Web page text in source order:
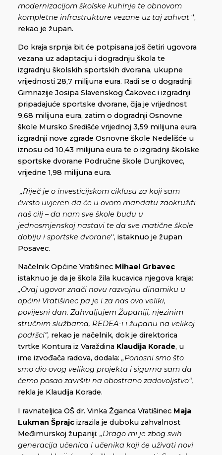
modernizacijom školske kuhinje te obnovom
kompletne infrastrukture vezane uz taj zahvat “,
rekao je župan.
Do kraja srpnja bit će potpisana još četiri ugovora
vezana uz adaptaciju i dogradnju škola te
izgradnju školskih sportskih dvorana, ukupne
vrijednosti 28,7 milijuna eura. Radi se o dogradnji
Gimnazije Josipa Slavenskog Čakovec i izgradnji
pripadajuće sportske dvorane, čija je vrijednost
9,68 milijuna eura, zatim o dogradnji Osnovne
škole Mursko Središće vrijednoj 3,59 milijuna eura,
izgradnji nove zgrade Osnovne škole Nedelišće u
iznosu od 10,43 milijuna eura te o izgradnji školske
sportske dvorane Područne škole Dunjkovec,
vrijedne 1,98 milijuna eura.
„Riječ je o investicijskom ciklusu za koji sam
čvrsto uvjeren da će u ovom mandatu zaokružiti
naš cilj – da nam sve škole budu u
jednosmjenskoj nastavi te da sve matične škole
dobiju i sportske dvorane“, istaknuo je župan
Posavec.
Načelnik Općine Vratišinec Mihael Grbavec
istaknuo je da je škola žila kucavica njegova kraja:
„Ovaj ugovor znači novu razvojnu dinamiku u
općini Vratišinec pa je i za nas ovo veliki,
povijesni dan. Zahvaljujem Županiji, njezinim
stručnim službama, REDEA-i i županu na velikoj
podršci“, rekao je načelnik, dok je direktorica
tvrtke Kontura iz Varaždina Klaudija Korade, u
ime izvođača radova, dodala: „Ponosni smo što
smo dio ovog velikog projekta i sigurna sam da
ćemo posao završiti na obostrano zadovoljstvo“,
rekla je Klaudija Korade.
I ravnateljica OŠ dr. Vinka Žganca Vratišinec Maja
Lukman Šprajc izrazila je duboku zahvalnost
Međimurskoj županiji: „Drago mi je zbog svih
generacija učenica i učenika koji će uživati novi